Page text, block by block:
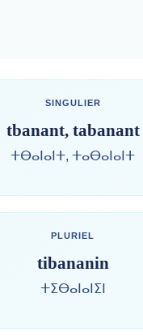
SINGULIER
tbanant, tabanant
ⵜⴱⴰⵏⴰⵏⵜ, ⵜⴰⴱⴰⵏⴰⵏⵜ
PLURIEL
tibananin
ⵜⵉⴱⴰⵏⴰⵏⵉⵏ